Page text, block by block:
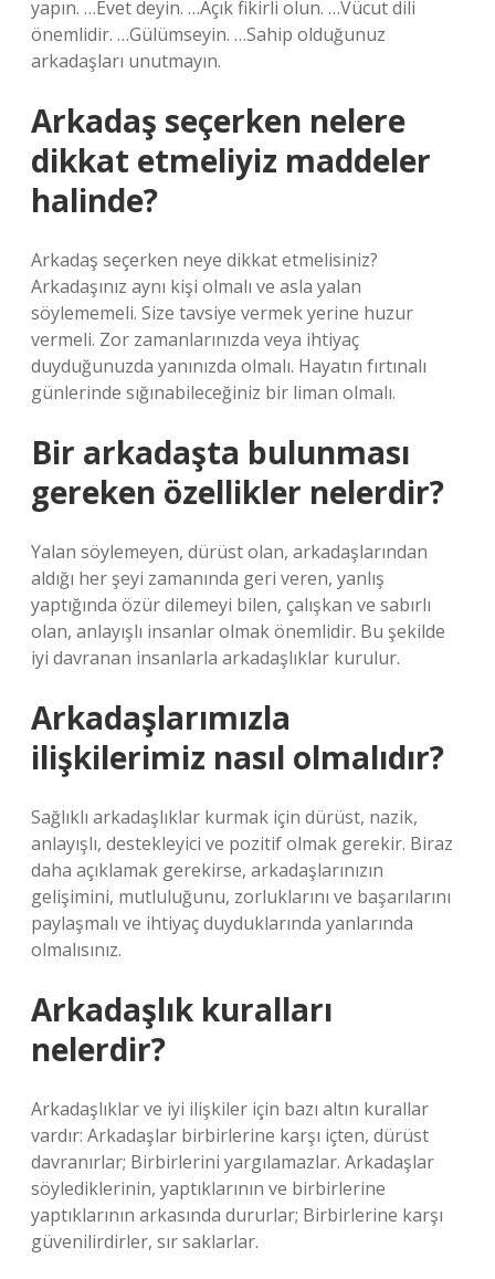
yapın. …Evet deyin. …Açık fikirli olun. …Vücut dili
önemlidir. …Gülümseyin. …Sahip olduğunuz
arkadaşları unutmayın.
Arkadaş seçerken nelere
dikkat etmeliyiz maddeler
halinde?
Arkadaş seçerken neye dikkat etmelisiniz?
Arkadaşınız aynı kişi olmalı ve asla yalan
söylememeli. Size tavsiye vermek yerine huzur
vermeli. Zor zamanlarınızda veya ihtiyaç
duyduğunuzda yanınızda olmalı. Hayatın fırtınalı
günlerinde sığınabileceğiniz bir liman olmalı.
Bir arkadaşta bulunması
gereken özellikler nelerdir?
Yalan söylemeyen, dürüst olan, arkadaşlarından
aldığı her şeyi zamanında geri veren, yanlış
yaptığında özür dilemeyi bilen, çalışkan ve sabırlı
olan, anlayışlı insanlar olmak önemlidir. Bu şekilde
iyi davranan insanlarla arkadaşlıklar kurulur.
Arkadaşlarımızla
ilişkilerimiz nasıl olmalıdır?
Sağlıklı arkadaşlıklar kurmak için dürüst, nazik,
anlayışlı, destekleyici ve pozitif olmak gerekir. Biraz
daha açıklamak gerekirse, arkadaşlarınızın
gelişimini, mutluluğunu, zorluklarını ve başarılarını
paylaşmalı ve ihtiyaç duyduklarında yanlarında
olmalısınız.
Arkadaşlık kuralları
nelerdir?
Arkadaşlıklar ve iyi ilişkiler için bazı altın kurallar
vardır: Arkadaşlar birbirlerine karşı içten, dürüst
davranırlar; Birbirlerini yargılamazlar. Arkadaşlar
söylediklerinin, yaptıklarının ve birbirlerine
yaptıklarının arkasında dururlar; Birbirlerine karşı
güvenilirdirler, sır saklarlar.